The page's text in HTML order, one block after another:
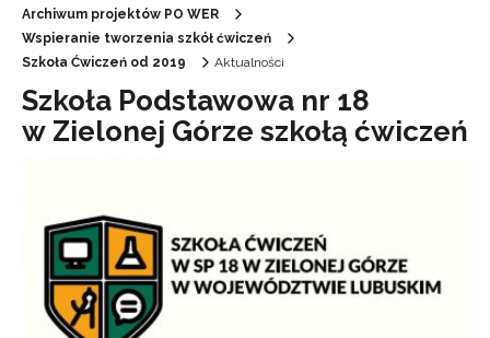
Archiwum projektów PO WER
Wspieranie tworzenia szkół ćwiczeń
Szkoła Ćwiczeń od 2019
Aktualności
Szkoła Podstawowa nr 18
w Zielonej Górze szkołą ćwiczeń